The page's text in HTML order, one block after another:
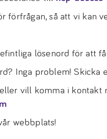
förfrågan, så att vi kan
lösenord för att
Inga problem! Skicka
vill komma i kontakt
webbplats!